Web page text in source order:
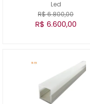
Led
R$ 6.800,00
R$ 6.600,00